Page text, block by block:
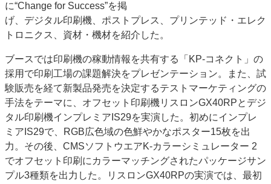
2022 見える化・MIS特集
2022 検査・校正特集
特集・デジタル印刷 ～ 新成長軌道を描く
発刊案内
JFPI印刷用語集 印刷機材年鑑
運営
会社案内
購読・購入申し込み
サイトポリシー
お問い合わせ
に“Change for Success”を掲
げ、デジタル印刷機、ポストプレス、プリンテッド・エレク
トロニクス、資材・機材を紹介した。
ブースでは印刷機の稼動情報を共有する「KP-コネクト」の
採用で印刷工場の課題解決をプレゼンテーション。また、試
験販売を経て新製品発売を決定するテストマーケティングの
手法をテーマに、オフセット印刷機リスロンGX40RPとデジ
タル印刷機インプレミアIS29を実演した。初めにインプレ
ミアIS29で、RGB広色域の色鮮やかなポスター15枚を出
力。その後、CMSソフトウエアK-カラーシミュレーター 2
でオフセット印刷にカラーマッチングされたパッケージサン
プル3種類を出力した。リスロンGX40RPの実演では、最初